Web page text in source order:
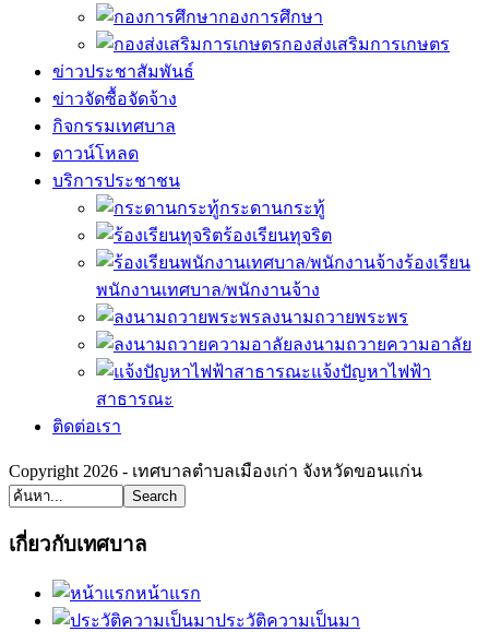
กองการศึกษา
กองส่งเสริมการเกษตร
ข่าวประชาสัมพันธ์
ข่าวจัดซื้อจัดจ้าง
กิจกรรมเทศบาล
ดาวน์โหลด
บริการประชาชน
กระดานกระทู้
ร้องเรียนทุจริต
ร้องเรียน
พนักงานเทศบาล/พนักงานจ้าง
ลงนามถวายพระพร
ลงนามถวายความอาลัย
แจ้งปัญหาไฟฟ้า
สาธารณะ
ติดต่อเรา
Copyright 2026 - เทศบาลตำบลเมืองเก่า จังหวัดขอนแก่น
Search
เกี่ยวกับเทศบาล
หน้าแรก
ประวัติความเป็นมา